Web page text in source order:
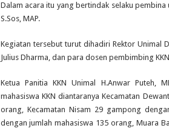
Dalam acara itu yang bertindak selaku
S.Sos, MAP.
Kegiatan tersebut turut dihadiri Rektor Unimal
Julius Dharma, dan para dosen pembimbing
Ketua Panitia KKN Unimal H.Anwar Puteh,
mahasiswa KKN diantaranya Kecamatan
orang, Kecamatan Nisam 29 gampong
dengan jumlah mahasiswa 135 orang, Muara